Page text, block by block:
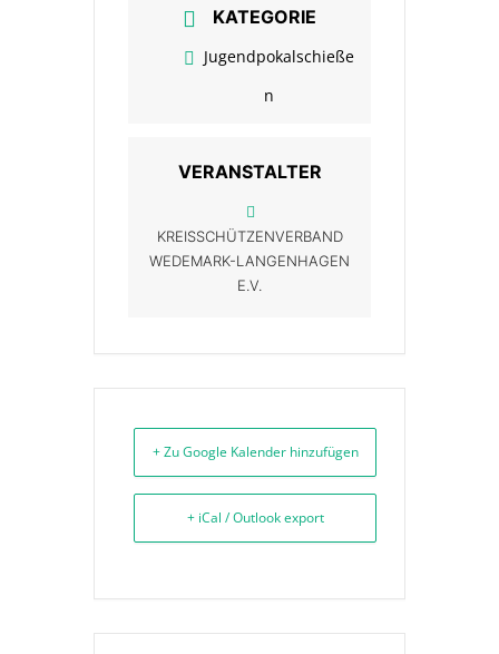
KATEGORIE
Jugendpokalschieße
n
VERANSTALTER
KREISSCHÜTZENVERBAND
WEDEMARK-LANGENHAGEN
E.V.
+ Zu Google Kalender hinzufügen
+ iCal / Outlook export